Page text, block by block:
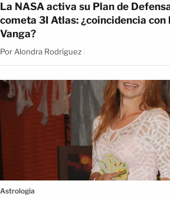
La NASA activa su Plan de
cometa 3I Atlas: ¿coincidencia con
Vanga?
PorAlondra Rodríguez
Astrologia